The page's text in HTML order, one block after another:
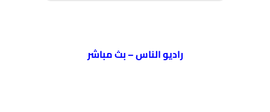
راديو الناس – بث مباشر